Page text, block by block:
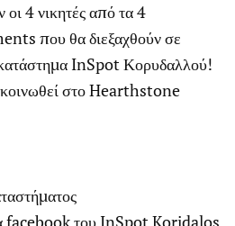
4 νικητές από τα 4
που θα διεξαχθούν σε
InSpot Κορυδαλλού!
στο Hearthstone
facebook του InSpot Koridalos